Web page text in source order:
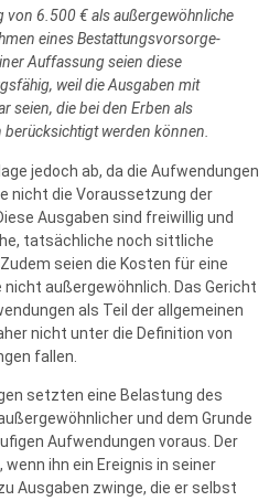
von 6.500 € als außer­gewöhnliche
eines Bestattungs­vorsorge­
Auffassung seien diese
weil die Ausgaben mit
seien, die bei den Erben als
berücksichtigt werden können.
jedoch ab, da die Aufwendungen
nicht die Voraussetzung der
Ausgaben sind freiwillig und
tatsächliche noch sittliche
seien die Kosten für eine
außergewöhnlich. Das Gericht
als Teil der allgemeinen
nicht unter die Definition von
fallen.
setzten eine Belastung des
und dem Grunde
Aufwendungen voraus. Der
ihn ein Ereignis in seiner
Ausgaben zwinge, die er selbst